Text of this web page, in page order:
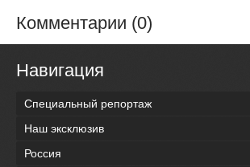
Комментарии (0)
Навигация
Специальный репортаж
Наш эксклюзив
Россия